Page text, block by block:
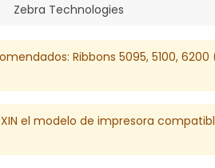
Zebra Technologies
Ribbons 5095, 5100,
el modelo de impresora